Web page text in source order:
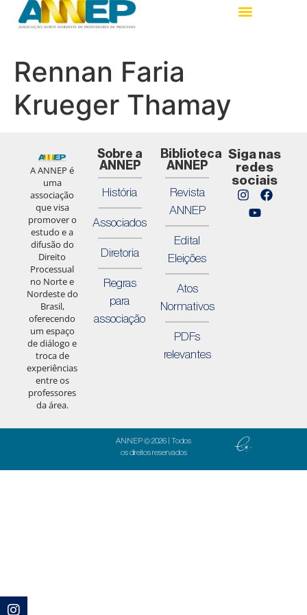
Rennan Faria
Krueger Thamay
A ANNEP é
uma
associação
que visa
promover o
estudo e a
difusão do
Direito
Processual
no Norte e
Nordeste do
Brasil,
oferecendo
um espaço
de diálogo e
troca de
experiências
entre os
professores
da área.
Sobre a
ANNEP
História
Associados
Diretoria
Regras
para
associação
Biblioteca
ANNEP
Revista
ANNEP
Edital
Eleições
Atos
Normativos
PDFs
relevantes
Siga nas
redes
sociais
ANNEP © 2026 | Todos
os direitos reservados